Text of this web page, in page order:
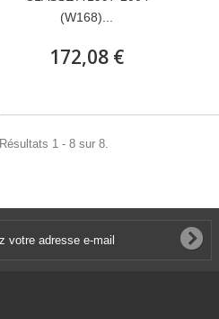
(W168)...
172,08 €
Résultats 1 - 8 sur 8.